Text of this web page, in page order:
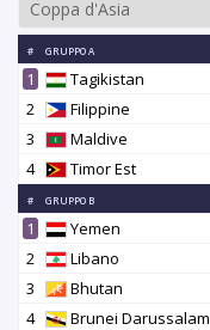
# GRUPPO A
1 Tagikistan
2
Filippine
3
Maldive
4
Timor Est
# GRUPPO B
1 Yemen
2
Libano
3
Bhutan
4
Brunei Darussalam